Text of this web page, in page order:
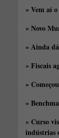
» Vem aí
» Novo
» Ainda
» Fiscais
»
»
» Curso
indústrias